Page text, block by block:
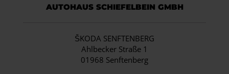
AUTOHAUS SCHIEFELBEIN GMBH
ŠKODA SENFTENBERG
Ahlbecker Straße 1
01968 Senftenberg